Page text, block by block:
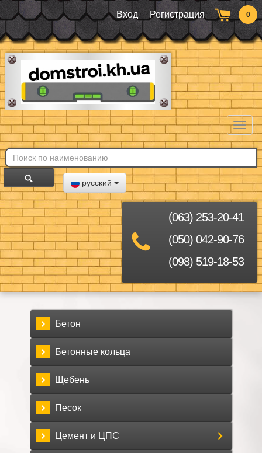
Вход Регистрация 0
русский
(063) 253-20-41
(050) 042-90-76
(098) 519-18-53
Бетон
Бетонные кольца
Щебень
Песок
Цемент и ЦПС